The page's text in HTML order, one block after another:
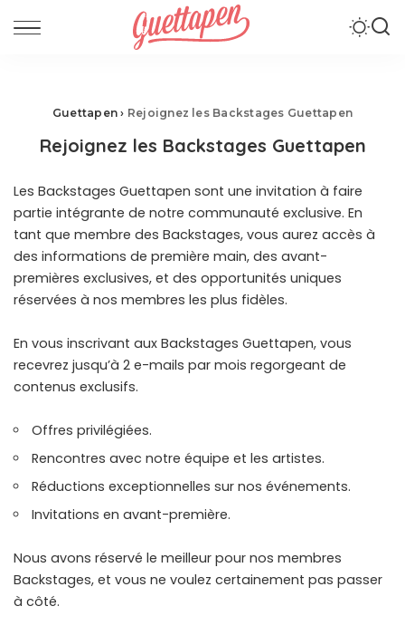
Guettapen › Rejoignez les Backstages Guettapen
Rejoignez les Backstages Guettapen
Les Backstages Guettapen sont une invitation à faire
partie intégrante de notre communauté exclusive. En
tant que membre des Backstages, vous aurez accès à
des informations de première main, des avant-
premières exclusives, et des opportunités uniques
réservées à nos membres les plus fidèles.
En vous inscrivant aux Backstages Guettapen, vous
recevrez jusqu’à 2 e-mails par mois regorgeant de
contenus exclusifs.
Offres privilégiées.
Rencontres avec notre équipe et les artistes.
Réductions exceptionnelles sur nos événements.
Invitations en avant-première.
Nous avons réservé le meilleur pour nos membres
Backstages, et vous ne voulez certainement pas passer
à côté.